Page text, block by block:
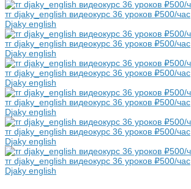
тг djaky_english видеокурс 36 уроков ₽500/час
Djaky english
тг djaky_english видеокурс 36 уроков ₽500/час
Djaky english
тг djaky_english видеокурс 36 уроков ₽500/час
Djaky english
тг djaky_english видеокурс 36 уроков ₽500/час
Djaky english
тг djaky_english видеокурс 36 уроков ₽500/час
Djaky english
тг djaky_english видеокурс 36 уроков ₽500/час
Djaky english